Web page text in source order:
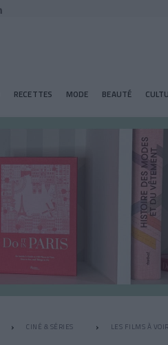
RECETTES MODE BEAUTÉ
CINÉ & SÉRIES LES FILMS À